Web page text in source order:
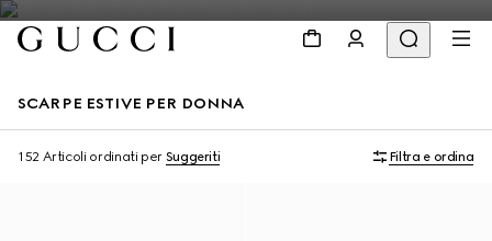
SCARPE ESTIVE PER DONNA
152 Articoli ordinati per Suggeriti Filtra e ordina